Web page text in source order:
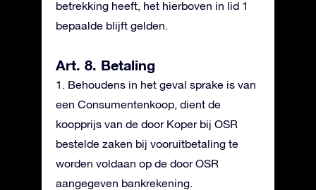
betrekking heeft, het hierboven in lid 1
bepaalde blijft gelden.
Art. 8. Betaling
1. Behoudens in het geval sprake is van
een Consumentenkoop, dient de
koopprijs van de door Koper bij OSR
bestelde zaken bij vooruitbetaling te
worden voldaan op de door OSR
aangegeven bankrekening.